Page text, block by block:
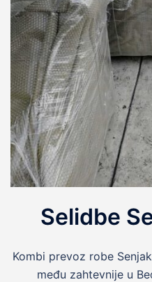
Selidbe
Kombi prevoz robe
među zahtevnije u